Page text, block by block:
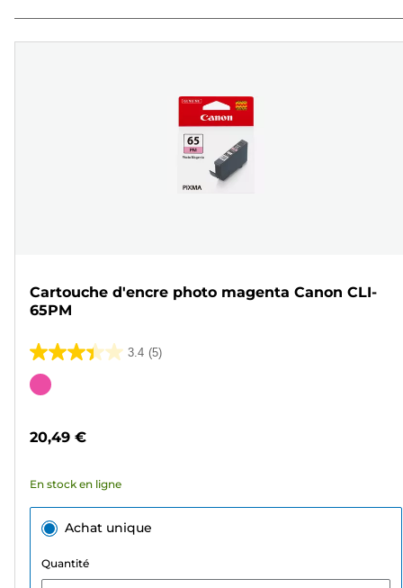
Cartouche d'encre photo magenta Canon CLI-
65PM
3.4 (5)
3.4
sur
Cartouche
20,49 €
En stock en ligne
Achat unique
Quantité